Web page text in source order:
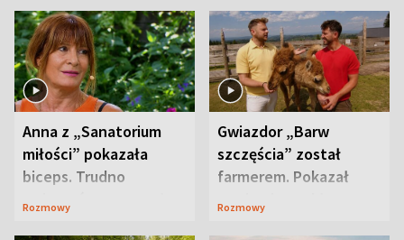
Anna z „Sanatorium
miłości” pokazała
biceps. Trudno
uwierzyć, co przeszła
Rozmowy
Gwiazdor „Barw
szczęścia” został
farmerem. Pokazał
swoje niezwykłe
Rozmowy